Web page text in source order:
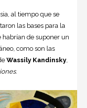
al tiempo que se
las bases para la
habrían de suponer un
como son las
Wassily Kandinsky,
.